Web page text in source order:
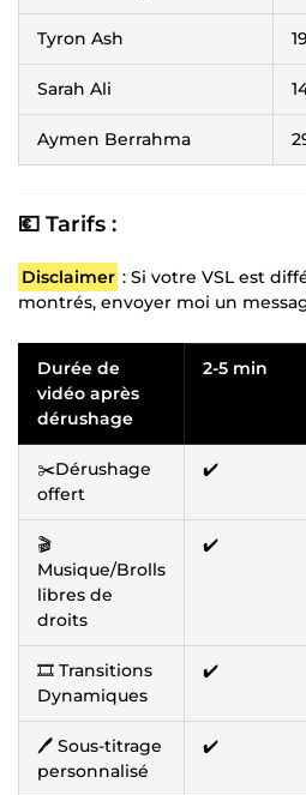
Tyron Ash
Sarah Ali
Aymen Berrahma
💶 Tarifs :
Disclaimer : Si votre VSL est
montrés, envoyer moi un
Durée de
vidéo après
dérushage
2-5 min
✂️Dérushage
offert
✔️
🎬
Musique/Brolls
libres de
droits
✔️
🎞️ Transitions
Dynamiques
✔️
🖊️ Sous-titrage
personnalisé
✔️